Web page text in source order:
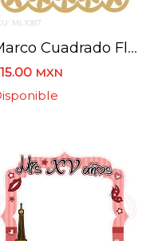
ML1087
Marco Cuadrado Flores
MXN